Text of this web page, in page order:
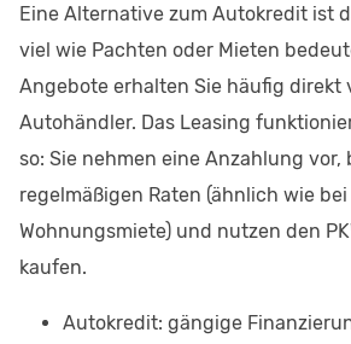
Eine Alternative zum Autokredit ist
viel wie Pachten oder Mieten
Angebote erhalten Sie häufig direkt
Autohändler. Das Leasing
so: Sie nehmen eine Anzahlung vor,
regelmäßigen Raten (ähnlich wie
Wohnungsmiete) und nutzen den
kaufen.
Autokredit: gängige